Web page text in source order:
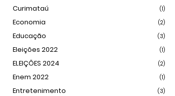
Curimataú (1)
Economia (2)
Educação (3)
Eleições 2022 (1)
ELEIÇÕES 2024 (2)
Enem 2022 (1)
Entretenimento (3)